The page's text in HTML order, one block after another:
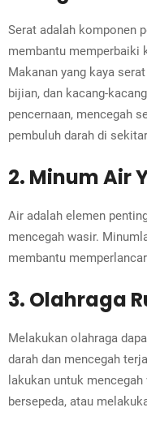
Serat adalah komponen
membantu memperbaiki
Makanan yang kaya
bijian, dan kacang-
pencernaan, mencegah
pembuluh darah di
2. Minum Air
Air adalah elemen
mencegah wasir.
membantu
3. Olahraga
Melakukan olahraga
darah dan mencegah
lakukan untuk
bersepeda, atau